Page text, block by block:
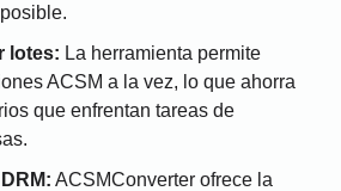
lotes: La herramienta permite
ACSM a la vez, lo que ahorra
que enfrentan tareas de
ACSMConverter ofrece la